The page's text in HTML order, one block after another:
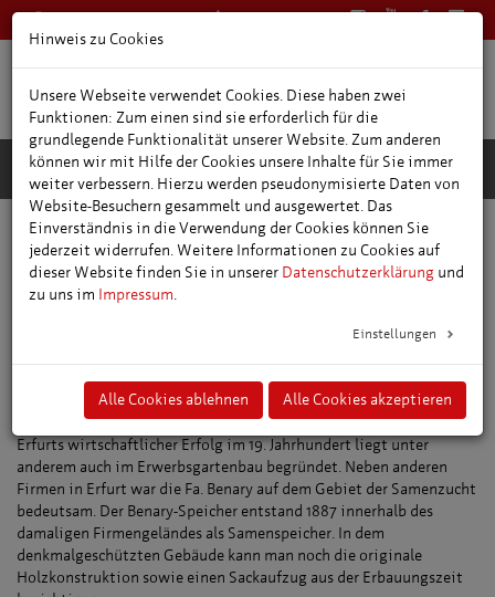
0361 66400
Museen und Ausstellungen
Museen
Stadtmuseum "Haus Zum Stockfisch"
Druckereimuseum
Schaudepot im Benary-
Speicher
Erfurts wirtschaftlicher Erfolg im 19. Jahrhundert liegt unter
anderem auch im Erwerbsgartenbau begründet. Neben anderen
Firmen in Erfurt war die Fa. Benary auf dem Gebiet der Samenzucht
bedeutsam. Der Benary-Speicher entstand 1887 innerhalb des
damaligen Firmengeländes als Samenspeicher. In dem
denkmalgeschützten Gebäude kann man noch die originale
Holzkonstruktion sowie einen Sackaufzug aus der Erbauungszeit
Hinweis zu Cookies
Unsere Webseite verwendet Cookies. Diese haben zwei
Funktionen: Zum einen sind sie erforderlich für die
grundlegende Funktionalität unserer Website. Zum anderen
können wir mit Hilfe der Cookies unsere Inhalte für Sie immer
weiter verbessern. Hierzu werden pseudonymisierte Daten von
Website-Besuchern gesammelt und ausgewertet. Das
Einverständnis in die Verwendung der Cookies können Sie
jederzeit widerrufen. Weitere Informationen zu Cookies auf
dieser Website finden Sie in unserer Datenschutzerklärung und
zu uns im Impressum.
Einstellungen
Alle Cookies ablehnen Alle Cookies akzeptieren